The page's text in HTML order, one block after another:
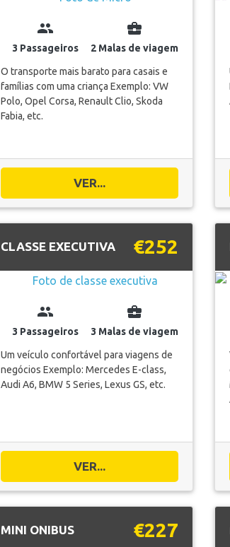
group
3 Passageiros
business_center
2 Malas de viagem
O transporte mais barato para casais e
famílias com uma criança Exemplo: VW
Polo, Opel Corsa, Renault Clio, Skoda
Fabia, etc.
VER...
CLASSE EXECUTIVA €252
group
3 Passageiros
business_center
3 Malas de viagem
Um veículo confortável para viagens de
negócios Exemplo: Mercedes E-class,
Audi A6, BMW 5 Series, Lexus GS, etc.
VER...
MINI ONIBUS €227